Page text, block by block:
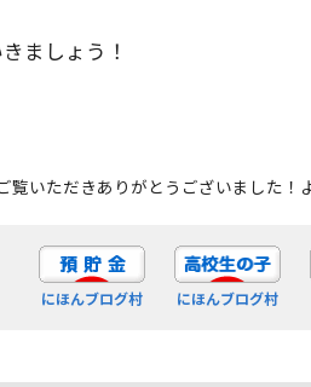
ましょう！
覧いただきありがとうございました！
にほんブログ村 にほんブログ村